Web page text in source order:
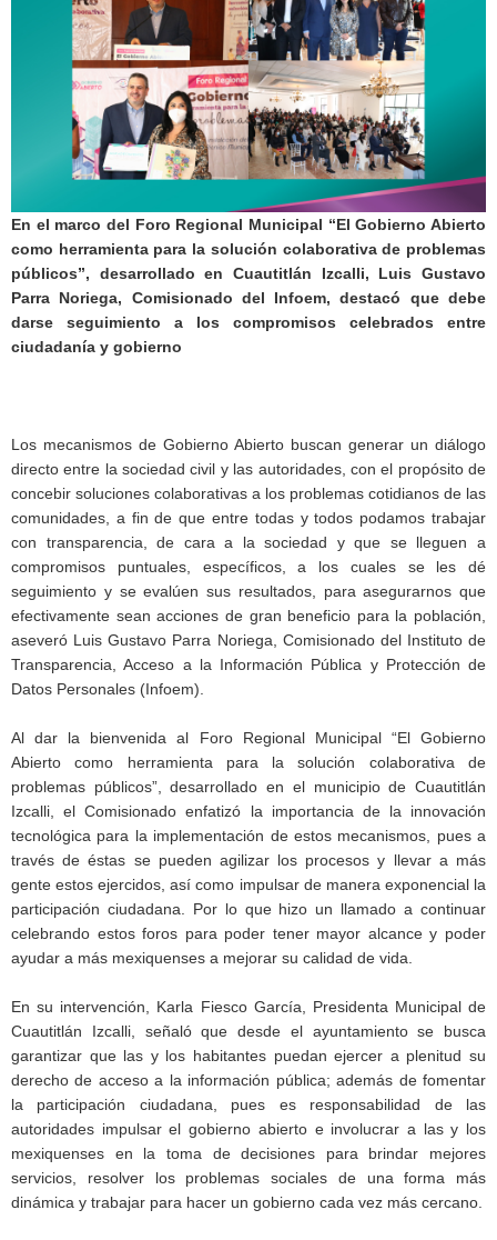
En el marco del Foro Regional Municipal “El Gobierno Abierto
como herramienta para la solución colaborativa de problemas
públicos”, desarrollado en Cuautitlán Izcalli, Luis Gustavo
Parra Noriega, Comisionado del Infoem, destacó que debe
darse seguimiento a los compromisos celebrados entre
ciudadanía y gobierno
Los mecanismos de Gobierno Abierto buscan generar un diálogo
directo entre la sociedad civil y las autoridades, con el propósito de
concebir soluciones colaborativas a los problemas cotidianos de las
comunidades, a fin de que entre todas y todos podamos trabajar
con transparencia, de cara a la sociedad y que se lleguen a
compromisos puntuales, específicos, a los cuales se les dé
seguimiento y se evalúen sus resultados, para asegurarnos que
efectivamente sean acciones de gran beneficio para la población,
aseveró Luis Gustavo Parra Noriega, Comisionado del Instituto de
Transparencia, Acceso a la Información Pública y Protección de
Datos Personales (Infoem).
Al dar la bienvenida al Foro Regional Municipal “El Gobierno
Abierto como herramienta para la solución colaborativa de
problemas públicos”, desarrollado en el municipio de Cuautitlán
Izcalli, el Comisionado enfatizó la importancia de la innovación
tecnológica para la implementación de estos mecanismos, pues a
través de éstas se pueden agilizar los procesos y llevar a más
gente estos ejercidos, así como impulsar de manera exponencial la
participación ciudadana. Por lo que hizo un llamado a continuar
celebrando estos foros para poder tener mayor alcance y poder
ayudar a más mexiquenses a mejorar su calidad de vida.
En su intervención, Karla Fiesco García, Presidenta Municipal de
Cuautitlán Izcalli, señaló que desde el ayuntamiento se busca
garantizar que las y los habitantes puedan ejercer a plenitud su
derecho de acceso a la información pública; además de fomentar
la participación ciudadana, pues es responsabilidad de las
autoridades impulsar el gobierno abierto e involucrar a las y los
mexiquenses en la toma de decisiones para brindar mejores
servicios, resolver los problemas sociales de una forma más
dinámica y trabajar para hacer un gobierno cada vez más cercano.